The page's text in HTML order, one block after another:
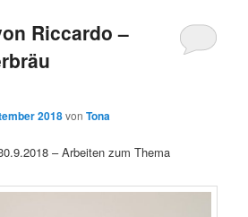
Riccardo –
2018vonTona
– Arbeiten zum Thema